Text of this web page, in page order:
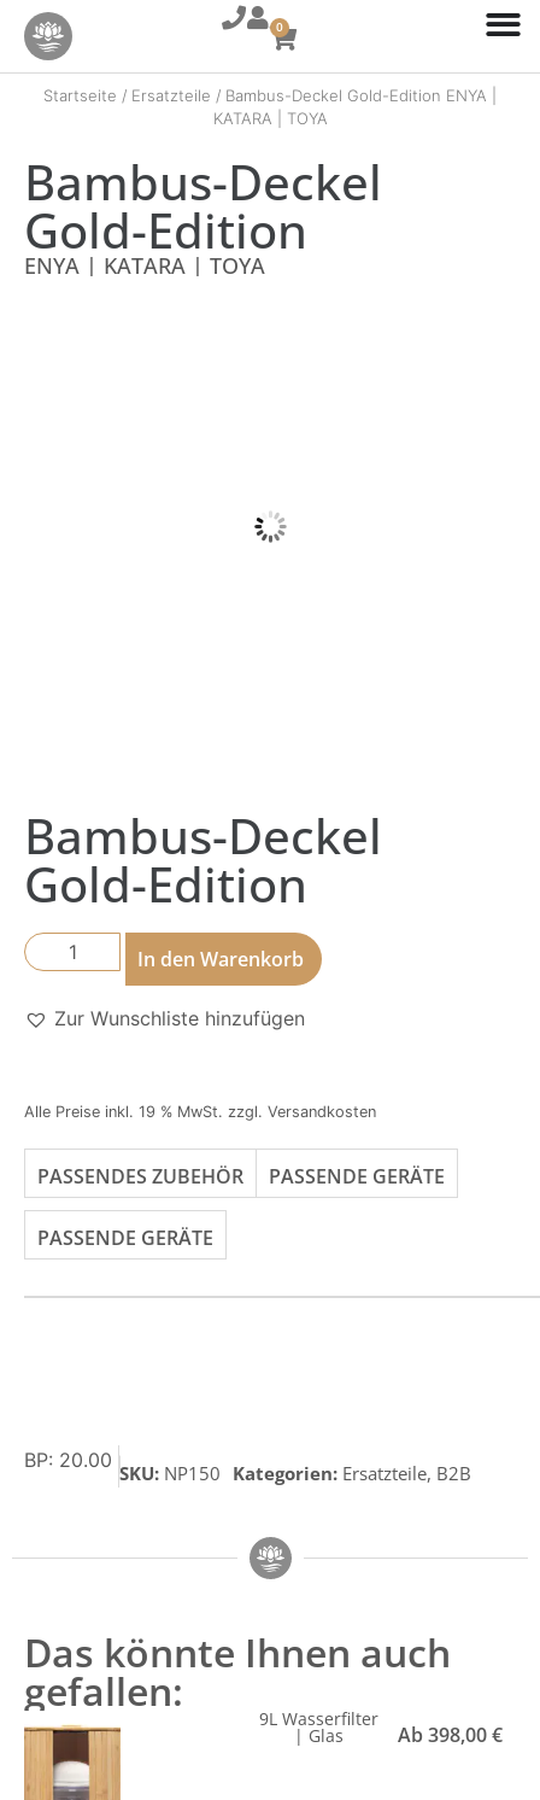
0
Startseite / Ersatzteile / Bambus-Deckel Gold-Edition ENYA |
KATARA | TOYA
Bambus-Deckel
Gold-Edition
ENYA | KATARA | TOYA
Bambus-Deckel
Gold-Edition
In den Warenkorb
Zur Wunschliste hinzufügen
Alle Preise inkl. 19 % MwSt. zzgl. Versandkosten
PASSENDES ZUBEHÖR PASSENDE GERÄTE
PASSENDE GERÄTE
BP: 20.00
SKU: NP150 Kategorien: Ersatzteile, B2B
Das könnte Ihnen auch
gefallen:
9L Wasserfilter
| Glas Ab 398,00€